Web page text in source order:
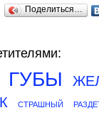
Поделиться…
ГУБЫ
СТРАШНЫЙ